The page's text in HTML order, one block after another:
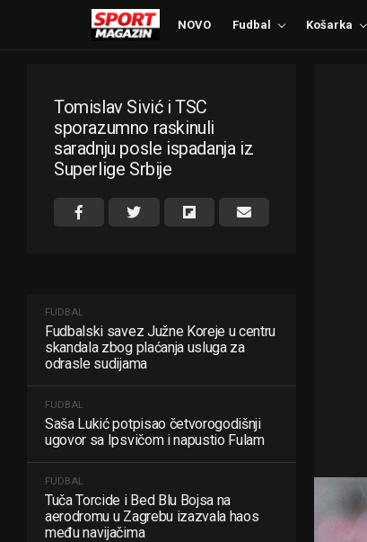
NOVO Fudbal Košarka
Tomislav Sivić i TSC
sporazumno raskinuli
saradnju posle ispadanja iz
Superlige Srbije
FUDBAL
Fudbalski savez Južne Koreje u centru
skandala zbog plaćanja usluga za
odrasle sudijama
FUDBAL
Saša Lukić potpisao četvorogodišnji
ugovor sa Ipsvičom i napustio Fulam
FUDBAL
Tuča Torcide i Bed Blu Bojsa na
aerodromu u Zagrebu izazvala haos
među navijačima